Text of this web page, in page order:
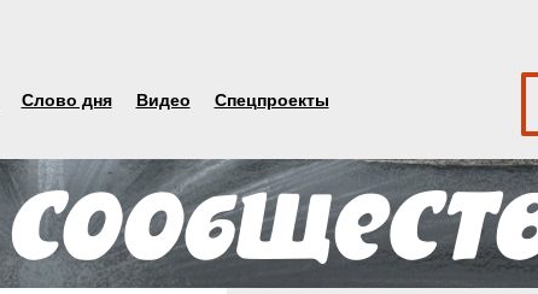
Слово дня Видео Спецпроекты